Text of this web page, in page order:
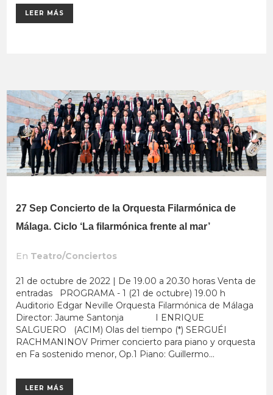
LEER MÁS
27 Sep Concierto de la Orquesta Filarmónica de
Málaga. Ciclo ‘La filarmónica frente al mar’
En Teatro/Conciertos
21 de octubre de 2022 | De 19.00 a 20.30 horas Venta de
entradas PROGRAMA - 1 (21 de octubre) 19.00 h
Auditorio Edgar Neville Orquesta Filarmónica de Málaga
Director: Jaume Santonja I ENRIQUE
SALGUERO (ACIM) Olas del tiempo (*) SERGUÉI
RACHMANINOV Primer concierto para piano y orquesta
en Fa sostenido menor, Op.1 Piano: Guillermo...
LEER MÁS